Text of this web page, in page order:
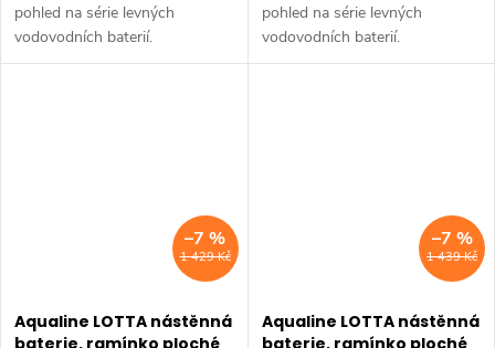
pohled na série levných
vodovodních baterií.
Umyvadlová stojánková baterie
pohled na série levných
vodovodních baterií.
Umyvadlová stojánková baterie
1 429 Kč
–7 %
Aqualine LOTTA nástěnná
baterie, ramínko ploché
1 439 Kč
–7 %
Aqualine LOTTA nástěnná
baterie, ramínko ploché